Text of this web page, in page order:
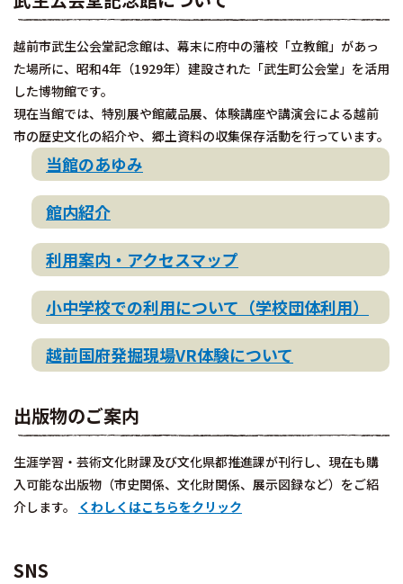
越前市武生公会堂記念館は、幕末に府中の藩校「立教館」があっ
た場所に、昭和4年（1929年）建設された「武生町公会堂」を活用
した博物館です。
現在当館では、特別展や館蔵品展、体験講座や講演会による越前
市の歴史文化の紹介や、郷土資料の収集保存活動を行っています。
当館のあゆみ
館内紹介
利用案内・アクセスマップ
小中学校での利用について（学校団体利用）
越前国府発掘現場VR体験について
出版物のご案内
生涯学習・芸術文化財課及び文化県都推進課が刊行し、現在も購
入可能な出版物（市史関係、文化財関係、展示図録など）をご紹
介します。 くわしくはこちらをクリック
SNS